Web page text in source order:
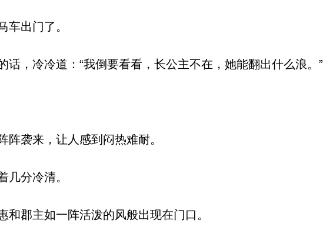
出门了。
，冷冷道：“我倒要看看，长公主不在，她能翻出什么浪。”
袭来，让人感到闷热难耐。
分冷清。
郡主如一阵活泼的风般出现在门口。